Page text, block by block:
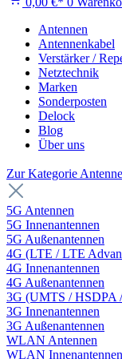
Antennen
Antennenkabel
Verstärker /
Netztechnik
Marken
Sonderposten
Delock
Blog
Über uns
Zur Kategorie
5G Antennen
5G Innenantennen
5G Außenantennen
4G (LTE / LTE
4G Innenantennen
4G Außenantennen
3G (UMTS / HSDPA
3G Innenantennen
3G Außenantennen
WLAN Antennen
WLAN Innenantennen